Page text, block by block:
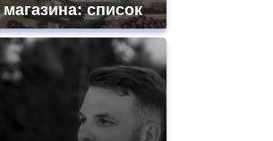
магазина: список